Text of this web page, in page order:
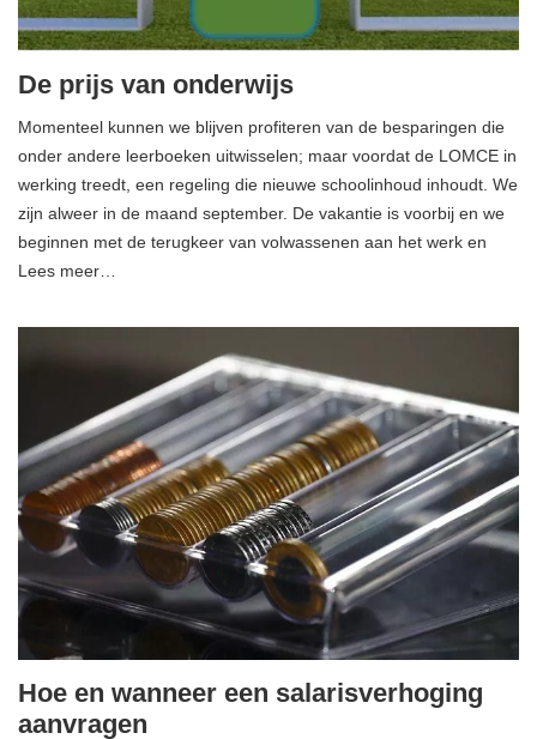
De prijs van onderwijs
Momenteel kunnen we blijven profiteren van de besparingen die
onder andere leerboeken uitwisselen; maar voordat de LOMCE in
werking treedt, een regeling die nieuwe schoolinhoud inhoudt. We
zijn alweer in de maand september. De vakantie is voorbij en we
beginnen met de terugkeer van volwassenen aan het werk en
Lees meer…
Hoe en wanneer een salarisverhoging
aanvragen